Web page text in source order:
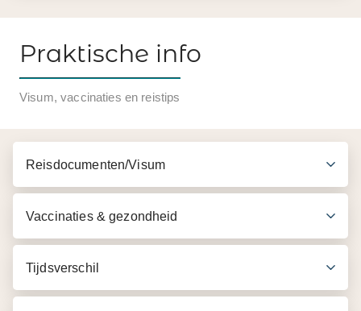
Praktische info
Visum, vaccinaties en reistips
Reisdocumenten/Visum
Vaccinaties & gezondheid
Tijdsverschil